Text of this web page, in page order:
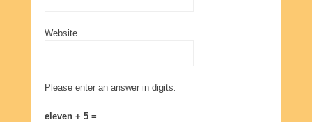
Website
Please enter an answer in digits:
eleven + 5 =